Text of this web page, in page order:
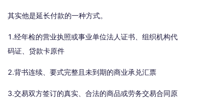
其实他是延长付款的一种方式。
1.经年检的营业执照或事业单位法人证书、组织机构代
码证、贷款卡原件
2.背书连续、要式完整且未到期的商业承兑汇票
3.交易双方签订的真实、合法的商品或劳务交易合同原